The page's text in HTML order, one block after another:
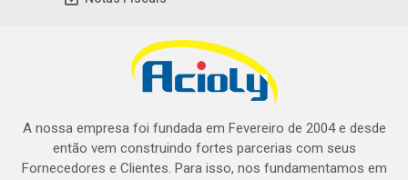
A nossa empresa foi fundada em Fevereiro de 2004 e desde
então vem construindo fortes parcerias com seus
Fornecedores e Clientes. Para isso, nos fundamentamos em